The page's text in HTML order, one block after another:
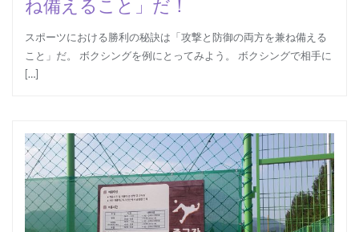
ね備えること」だ！
スポーツにおける勝利の秘訣は「攻撃と防御の両方を兼ね備える
こと」だ。 ボクシングを例にとってみよう。 ボクシングで相手に
[…]